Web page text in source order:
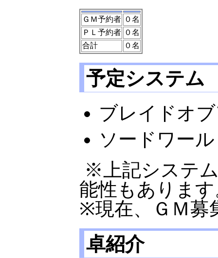
ＧＭ予約者 ０名
ＰＬ予約者 ０名
合計
０名
予定システム
ブレイドオ
ソードワー
※上記システ
能性もありま
※現在、ＧＭ募
卓紹介